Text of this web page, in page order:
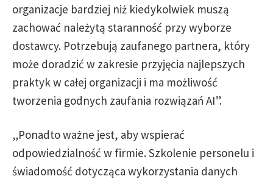
organizacje bardziej niż kiedykolwiek muszą
zachować należytą staranność przy wyborze
dostawcy. Potrzebują zaufanego partnera, który
może doradzić w zakresie przyjęcia najlepszych
praktyk w całej organizacji i ma możliwość
tworzenia godnych zaufania rozwiązań AI”.
„Ponadto ważne jest, aby wspierać
odpowiedzialność w firmie. Szkolenie personelu i
świadomość dotycząca wykorzystania danych